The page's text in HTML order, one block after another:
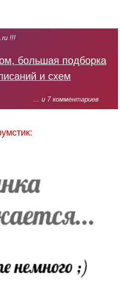
!!!
большая подборка
и схем
... и 7 комментариев